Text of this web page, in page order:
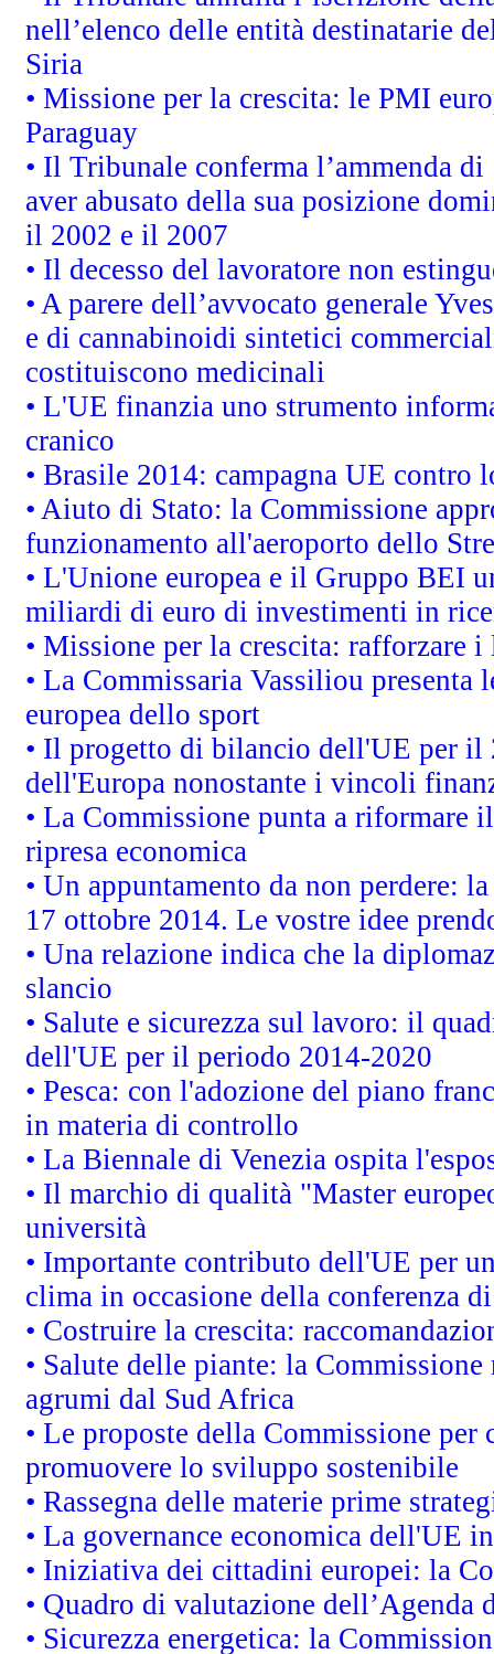
nell’elenco delle entità destinatarie
Siria
• Missione per la crescita: le PMI
Paraguay
• Il Tribunale conferma l’ammenda
aver abusato della sua posizione
il 2002 e il 2007
• Il decesso del lavoratore non
• A parere dell’avvocato generale
e di cannabinoidi sintetici
costituiscono medicinali
• L'UE finanzia uno strumento
cranico
• Brasile 2014: campagna UE contro
• Aiuto di Stato: la Commissione
funzionamento all'aeroporto dello
• L'Unione europea e il Gruppo BEI
miliardi di euro di investimenti in
• Missione per la crescita: rafforzare
• La Commissaria Vassiliou
europea dello sport
• Il progetto di bilancio dell'UE per il
dell'Europa nonostante i vincoli
• La Commissione punta a riformare
ripresa economica
• Un appuntamento da non perdere:
17 ottobre 2014. Le vostre idee
• Una relazione indica che la
slancio
• Salute e sicurezza sul lavoro: il
dell'UE per il periodo 2014-2020
• Pesca: con l'adozione del piano
in materia di controllo
• La Biennale di Venezia ospita
• Il marchio di qualità "Master
università
• Importante contributo dell'UE per
clima in occasione della conferenza
• Costruire la crescita:
• Salute delle piante: la
agrumi dal Sud Africa
• Le proposte della Commissione
promuovere lo sviluppo sostenibile
• Rassegna delle materie prime
• La governance economica dell'UE
• Iniziativa dei cittadini europei: la
• Quadro di valutazione
• Sicurezza energetica: la